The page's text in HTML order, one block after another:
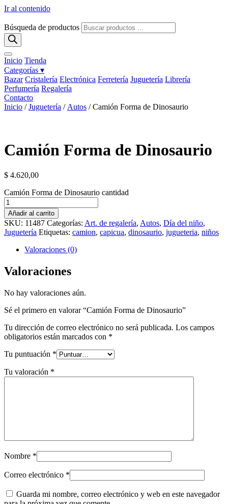
Ir al contenido
Búsqueda de productos
Inicio Tienda
Categorías ▾
Bazar Cristalería Electrónica Ferretería Juguetería Librería
Perfumería Regalería
Contacto
Inicio /Juguetería / Autos / Camión Forma de Dinosaurio
Camión Forma de Dinosaurio
$ 4.620,00
Camión Forma de Dinosaurio cantidad
Añadir al carrito
SKU: 11487 Categorías: Art. de regalería, Autos, Día del niño,
Juguetería Etiquetas: camion, capicua, dinosaurio, jugueteria, niños
Valoraciones (0)
Valoraciones
No hay valoraciones aún.
Sé el primero en valorar “Camión Forma de Dinosaurio”
Tu dirección de correo electrónico no será publicada. Los campos
obligatorios están marcados con *
Tu puntuación *
Tu valoración *
Nombre *
Correo electrónico *
Guarda mi nombre, correo electrónico y web en este navegador